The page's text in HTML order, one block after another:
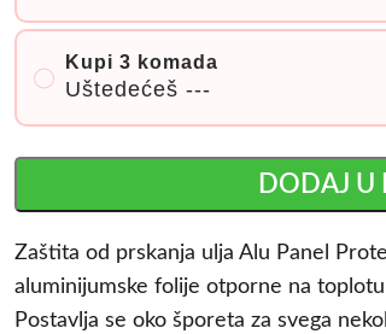
Kupi 3 komada
Uštedećeš ---
DODAJ U
Zaštita od prskanja ulja Alu Panel
aluminijumske folije otporne na
Postavlja se oko šporeta za svega